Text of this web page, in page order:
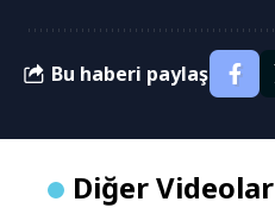
Bu haberi paylaş
Diğer Videolar